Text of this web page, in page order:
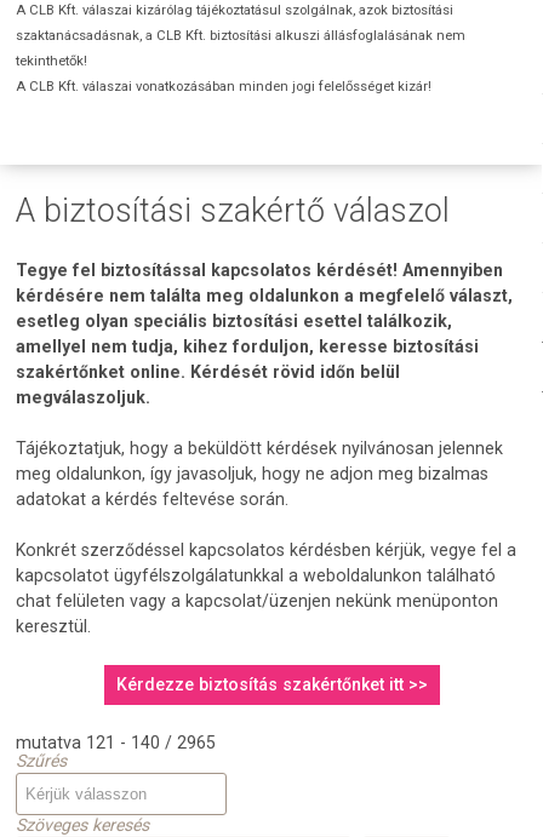
A CLB Kft. válaszai kizárólag tájékoztatásul szolgálnak, azok biztosítási
szaktanácsadásnak, a CLB Kft. biztosítási alkuszi állásfoglalásának nem
tekinthetők!
A CLB Kft. válaszai vonatkozásában minden jogi felelősséget kizár!
A biztosítási szakértő válaszol
Tegye fel biztosítással kapcsolatos kérdését! Amennyiben
kérdésére nem találta meg oldalunkon a megfelelő választ,
esetleg olyan speciális biztosítási esettel találkozik,
amellyel nem tudja, kihez forduljon, keresse biztosítási
szakértőnket online. Kérdését rövid időn belül
megválaszoljuk.
Tájékoztatjuk, hogy a beküldött kérdések nyilvánosan jelennek
meg oldalunkon, így javasoljuk, hogy ne adjon meg bizalmas
adatokat a kérdés feltevése során.
Konkrét szerződéssel kapcsolatos kérdésben kérjük, vegye fel a
kapcsolatot ügyfélszolgálatunkkal a weboldalunkon található
chat felületen vagy a kapcsolat/üzenjen nekünk menüponton
keresztül.
Kérdezze biztosítás szakértőnket itt >>
mutatva 121 - 140 / 2965
Szűrés
Szöveges keresés